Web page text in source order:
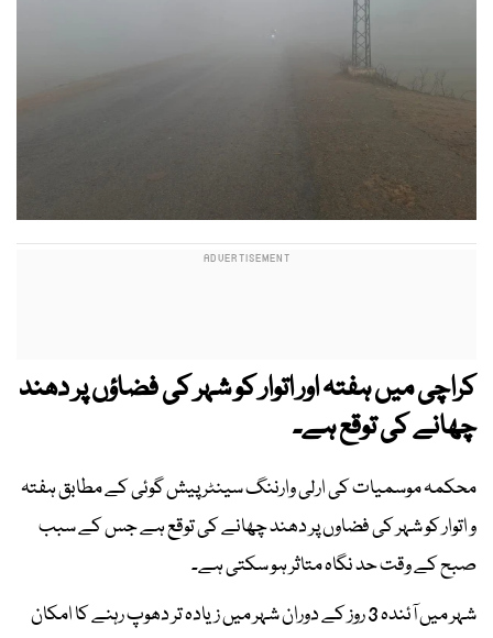
کراچی میں ہفتہ اور اتوار کو شہر کی فضاؤں پر دھند
چھانے کی توقع ہے۔
محکمہ موسمیات کی ارلی وارننگ سینٹر پیش گوئی کے مطابق ہفتہ
و اتوار کو شہر کی فضاوں پر دھند چھانے کی توقع ہے جس کے سبب
صبح کے وقت حد نگاہ متاثر ہو سکتی ہے۔
شہر میں آئندہ 3 روز کے دوران شہر میں زیادہ تر دھوپ رہنے کا امکان